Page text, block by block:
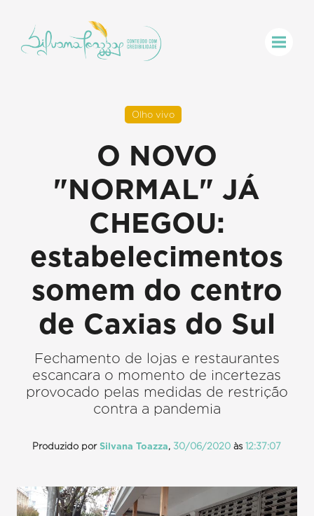
Olho vivo
O NOVO
"NORMAL" JÁ
CHEGOU:
estabelecimentos
somem do centro
de Caxias do Sul
Fechamento de lojas e restaurantes
escancara o momento de incertezas
provocado pelas medidas de restrição
contra a pandemia
Produzido porSilvana Toazza, 30/06/2020 às12:37:07